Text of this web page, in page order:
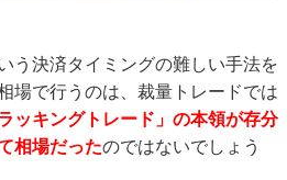
う決済タイミングの難しい手法を
場で行うのは、裁量トレードでは
ッキングトレード」の本領が存分
相場だったのではないでしょう